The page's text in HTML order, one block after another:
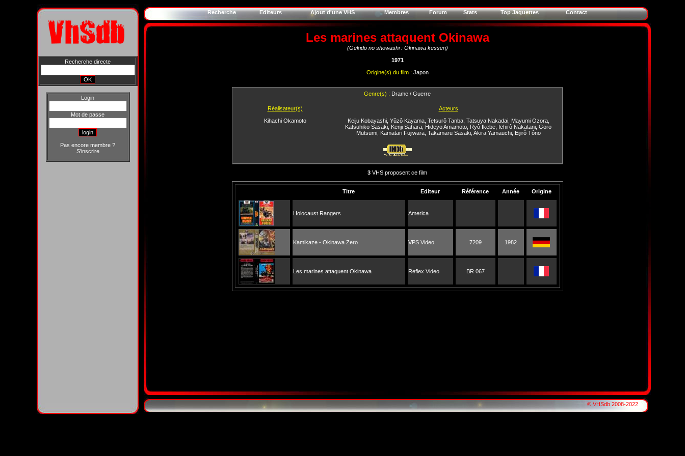
Recherche directe
Login
Mot de passe
Pas encore membre ?
S'inscrire
Recherche Editeurs Ajout d'une VHS Membres Forum Stats Top Jaquettes Contact
Les marines attaquent Okinawa
(Gekido no showashi : Okinawa kessen)
1971
Origine(s) du film : Japon
Genre(s) : Drame / Guerre
Réalisateur(s)
Kihachi Okamoto
Acteurs
Keiju Kobayashi, Yûzô Kayama, Tetsurô Tanba, Tatsuya Nakadai, Mayumi Ozora,
Katsuhiko Sasaki Kenji Sahara Hideyo Amamoto Ryô Ikebe Ichirô Nakatani Goro
Mutsumi, Kamatari Fujiwara, Takamaru Sasaki, Akira Yamauchi, Eijirô Tôno
3 VHS proposent ce film
Titre Editeur Référence Année Origine
Holocaust Rangers America
Kamikaze - Okinawa Zero VPS Video 7209 1982
Les marines attaquent Okinawa Reflex Video BR 067
© VHSdb 2008-2022